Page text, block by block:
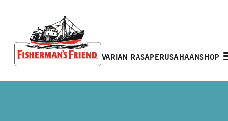
varian rasaperusahaanshop